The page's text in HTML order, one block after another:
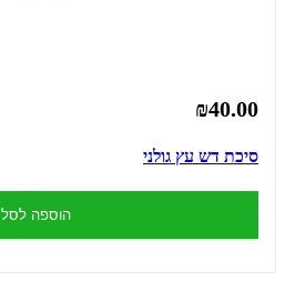
₪40.00
סיכת דש עץ גולני
הוספה לסל